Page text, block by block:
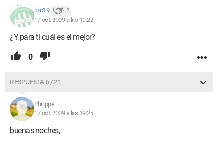
loic19 2
17 oct. 2009 a las 19:22
¿Y para ti cuál es el mejor?
0
RESPUESTA 6 / 21
Philippe
17 oct. 2009 a las 19:25
buenas noches,